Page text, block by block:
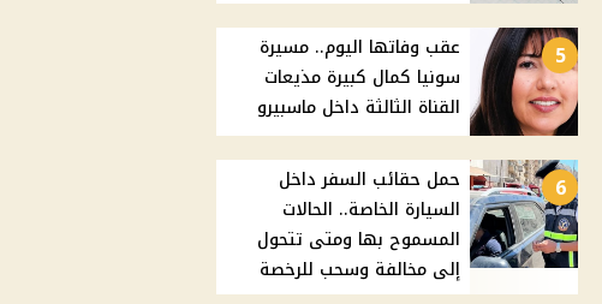
5
عقب وفاتها اليوم.. مسيرة
سونيا كمال كبيرة مذيعات
القناة الثالثة داخل ماسبيرو
6
حمل حقائب السفر داخل
السيارة الخاصة.. الحالات
المسموح بها ومتى تتحول
إلى مخالفة وسحب للرخصة